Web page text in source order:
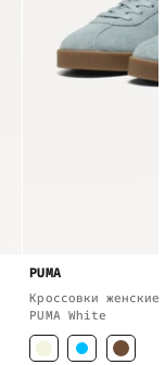
PUMA
Кроссовки
PUMA White